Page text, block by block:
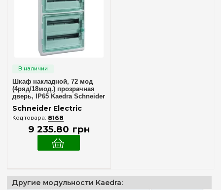
(+1)
(+1)
(+2)
(+1)
72
Комплектация клеммами PE+N
В комплекте(1)
Ширина, мм
376 мм(1)
Очистить выбор
Шкаф накладной, 72 мод
(4ряд/18мод.) прозрачная
дверь, ІР65 Kaedra Schneider
Electric 13987
Schneider Electric
8168
9 235.80 грн
Другие модульности Kaedra: